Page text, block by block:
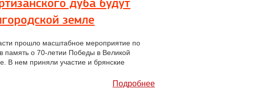
дуба будут
земле
прошло масштабное мероприятие по
память о 70-летии Победы в Великой
В нем приняли участие и брянские
Подробнее